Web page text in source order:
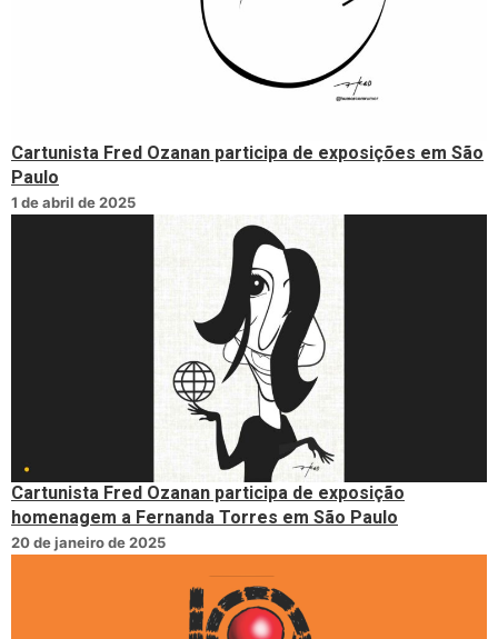
Cartunista Fred Ozanan participa de exposições em São
Paulo
1 de abril de 2025
Cartunista Fred Ozanan participa de exposição
homenagem a Fernanda Torres em São Paulo
20 de janeiro de 2025